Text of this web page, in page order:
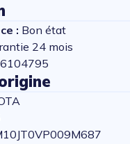
: Bon état
24 mois